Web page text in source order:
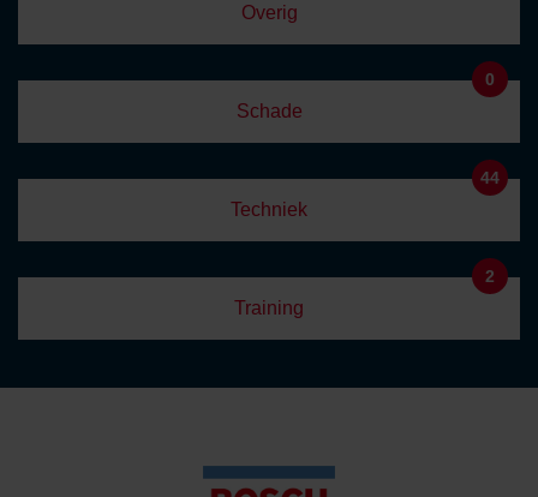
Overig
Schade
0
Techniek
44
Training
2